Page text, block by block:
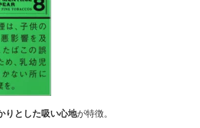
りとした吸い心地が特徴。